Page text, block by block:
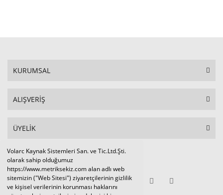
Volarc Kaynak Sistemleri San. ve Tic.Ltd.Şti.
olarak sahip olduğumuz
https://www.metriksekiz.com alan adlı web
sitemizin ("Web Sitesi") ziyaretçilerinin gizlilik
ve kişisel verilerinin korunması haklarını
KURUMSAL
ALIŞVERİŞ
ÜYELİK